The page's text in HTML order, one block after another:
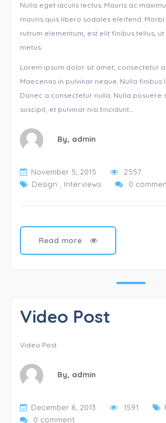
Nulla eget iaculis lectus. Mauris ac
mauris quis libero sodales eleifend. Morbi
rutrum elementum, est elit finibus tellus,
metus.
Lorem ipsum dolor sit amet, consectetur
Maecenas in pulvinar neque. Nulla finibus
Donec a consectetur nulla. Nulla posuere
suscipit, et pulvinar nisi tincidunt…
By, admin
November 5, 2015
2557
Design
Interviews 0
Read more
Video Post
Video Post
By, admin
December 8, 2013 1591
0 comment